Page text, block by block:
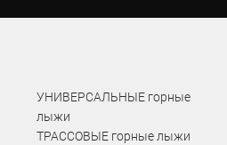
УНИВЕРСАЛЬНЫЕ горные
лыжи
ТРАССОВЫЕ горные лыжи